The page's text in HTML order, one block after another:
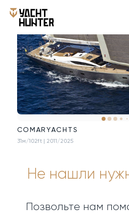
COMARYACHTS
31м/102ft | 2011/2025
Не нашли
Позвольте нам